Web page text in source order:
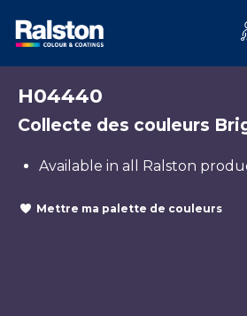
H04440
Collecte des couleurs
Available in all Ralston
Mettre ma palette de couleurs